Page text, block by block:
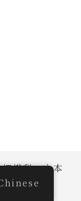
權利。｜本